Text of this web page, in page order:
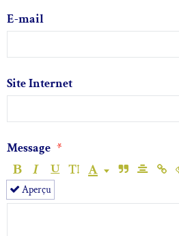
E-mail
Site Internet
Message
Aperçu